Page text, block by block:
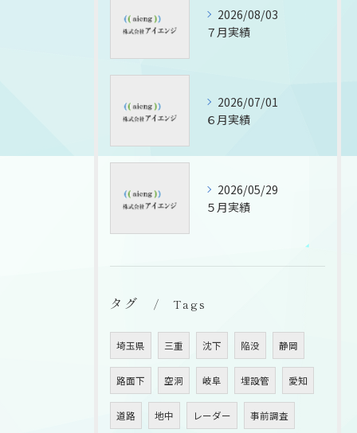
2026/08/03
７月実績
2026/07/01
６月実績
2026/05/29
５月実績
タグ Tags
埼玉県 三重 沈下 陥没 静岡
路面下 空洞 岐阜 埋設管 愛知
道路 地中 レーダー 事前調査